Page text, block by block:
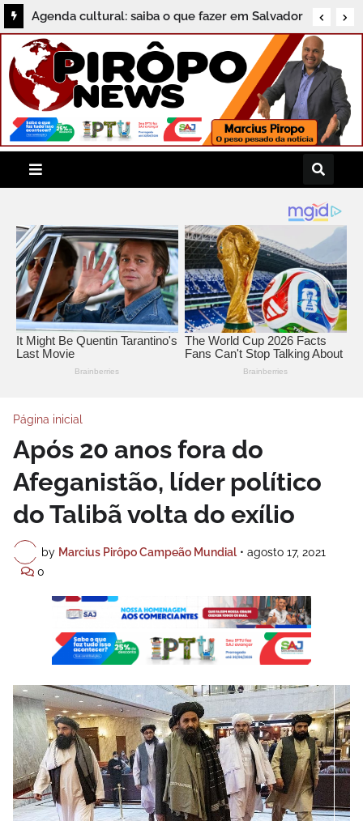
Agenda cultural: saiba o que fazer em Salvador
neste sábado
Página inicial
Após 20 anos fora do
Afeganistão, líder político
do Talibã volta do exílio
by Marcius Pirôpo Campeão Mundial • agosto 17, 2021
0